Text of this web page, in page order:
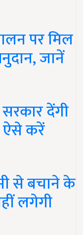
पर मिल
जानें
देंगी
ऐसे करें
से बचाने के
लगेगी